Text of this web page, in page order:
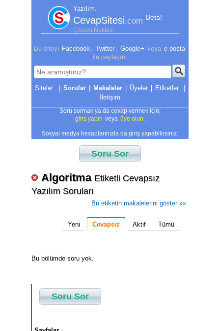
Yazılım.
CevapSitesi.com Beta!
Çözüm Noktası
Bu siteyi Facebook Twitter Google+ veya e-posta
ile paylaşın.
| Sorular | Makaleler | Üyeler | Etiketler
|
İletişim
Soru sormak ya da cevap vermek için;
giriş yapın veya üye olun
Sosyal medya hesaplarınızla da giriş yapabilirsiniz.
Soru Sor
Algoritma Etiketli Cevapsız
Yazılım Soruları
Bu etiketin makalelerini göster »»
Yeni Cevapsız Aktif Tümü
Bu bölümde soru yok.
Soru Sor